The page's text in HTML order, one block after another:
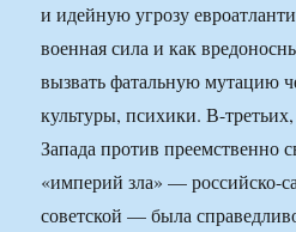
и идейную угрозу
военная сила и как
вызвать фатальную мутацию
культуры, психики. В-
Запада против преемственно
«империй зла» — российско-
советской — была